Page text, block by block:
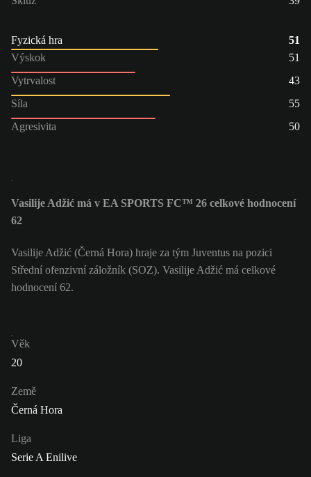
Fyzická hra
51
Výskok
51
Vytrvalost
43
Síla
55
Agresivita
50
Vasilije Adžić má v EA SPORTS FC™ 26 celkové hodnocení
62
Vasilije Adžić (Černá Hora) hraje za tým Juventus na pozici
Střední ofenzivní záložník (SOZ). Vasilije Adžić má celkové
hodnocení 62.
Věk
20
Země
Černá Hora
Liga
Serie A Enilive